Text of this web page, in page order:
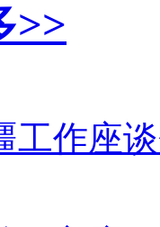
>>
工作座